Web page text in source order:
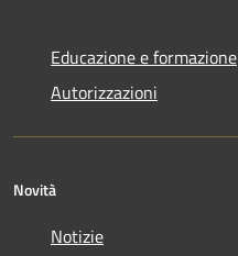
Educazione e formazione
Autorizzazioni
Novità
Notizie